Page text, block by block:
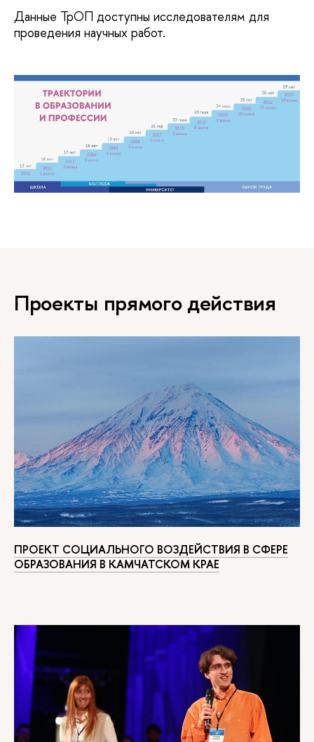
Данные ТрОП доступны исследователям для
проведения научных работ.
Проекты прямого действия
ПРОЕКТ СОЦИАЛЬНОГО ВОЗДЕЙСТВИЯ В СФЕРЕ
ОБРАЗОВАНИЯ В КАМЧАТСКОМ КРАЕ